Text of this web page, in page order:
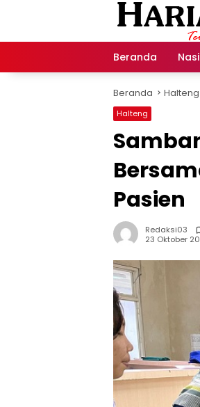
Beranda
Beranda Halteng
Halteng
Pasien
Redaksi03
23 Oktober